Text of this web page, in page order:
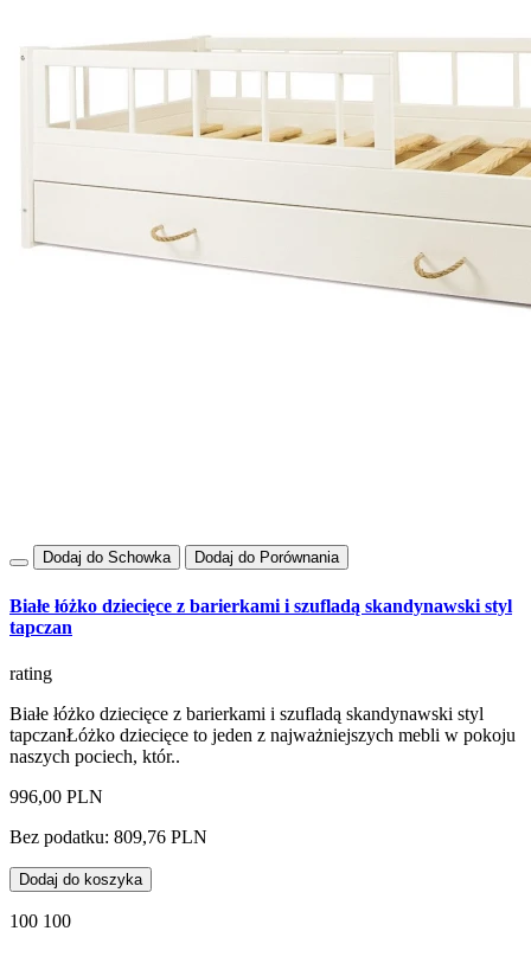
Dodaj do Schowka Dodaj do Porównania
Białe łóżko dziecięce z barierkami i szufladą skandynawski styl
tapczan
rating
Białe łóżko dziecięce z barierkami i szufladą skandynawski styl
tapczanŁóżko dziecięce to jeden z najważniejszych mebli w pokoju
naszych pociech, któr..
996,00 PLN
Bez podatku: 809,76 PLN
Dodaj do koszyka
100 100